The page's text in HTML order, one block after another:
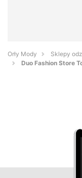
Orły Mody
Sklepy
Duo Fashion Store